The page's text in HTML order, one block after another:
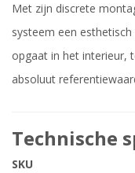
Met zijn discrete
systeem een
opgaat in het interieur,
absoluut
Technische
SKU